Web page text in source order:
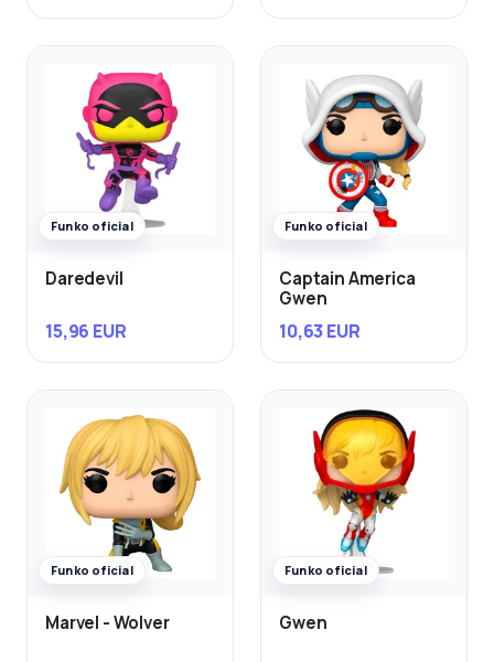
Funko oficial
Daredevil
15,96 EUR
Funko oficial
Captain America
Gwen
10,63 EUR
Funko oficial
Marvel - Wolver
Funko oficial
Gwen